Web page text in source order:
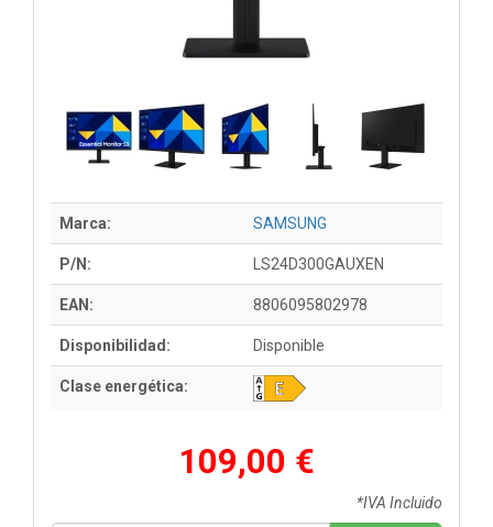
Marca: SAMSUNG
P/N: LS24D300GAUXEN
EAN: 8806095802978
Disponibilidad: Disponible
Clase energética:
109,00 €
*IVA Incluido